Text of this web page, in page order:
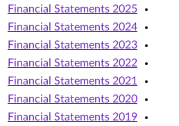
2025 Financial Statements
2024 Financial Statements
2023 Financial Statements
2022 Financial Statements
2021 Financial Statements
2020 Financial Statements
2019 Financial Statements